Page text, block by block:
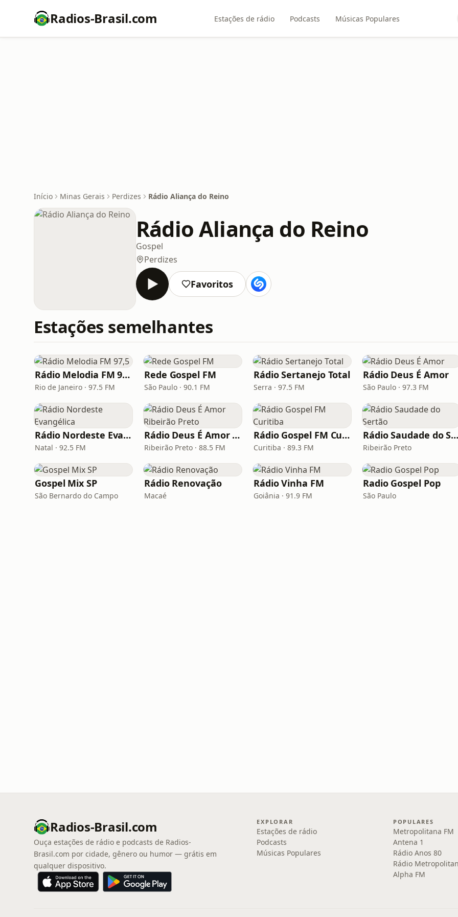
Radios-Brasil.com Estações de rádio Podcasts Músicas Populares
Início Minas Gerais Perdizes Rádio Aliança do Reino
Rádio Aliança do Reino
Gospel
Perdizes
Favoritos
Estações semelhantes
Rádio Melodia FM 97,5
Rio de Janeiro · 97.5 FM
Rede Gospel FM
São Paulo · 90.1 FM
Rádio Sertanejo Total
Serra · 97.5 FM
Rádio Deus É Amor
São Paulo · 97.3 FM
Rádio Nordeste Evangélica
Natal · 92.5 FM
Rádio Deus É Amor Ribeirão Preto
Ribeirão Preto · 88.5 FM
Rádio Gospel FM Curitiba
Curitiba · 89.3 FM
Rádio Saudade
Ribeirão Preto
Gospel Mix SP
São Bernardo do Campo
Rádio Renovação
Macaé
Rádio Vinha FM
Goiânia · 91.9 FM
Radio Gospel Pop
São Paulo
Radios-Brasil.com
Ouça estações de rádio e podcasts de Radios-
Brasil.com por cidade, gênero ou humor — grátis em
qualquer dispositivo.
EXPLORAR
Estações de rádio
Podcasts
Músicas Populares
POPULARES
Metropolitana FM
Antena 1
Rádio Anos 80
Rádio
Alpha FM